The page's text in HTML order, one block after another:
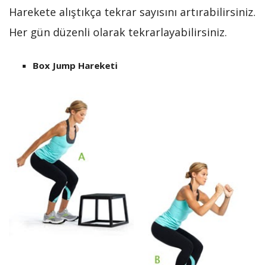
Harekete alıştıkça tekrar sayısını artırabilirsiniz.
Her gün düzenli olarak tekrarlayabilirsiniz.
Box Jump Hareketi